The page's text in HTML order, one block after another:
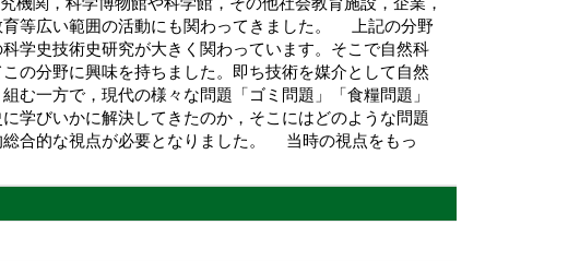
等広い範囲の活動にも関わってきました。 上記の分野
学史技術史研究が大きく関わっています。そこで自然科
の分野に興味を持ちました。即ち技術を媒介として自然
む一方で，現代の様々な問題「ゴミ問題」「食糧問題」
学びいかに解決してきたのか，そこにはどのような問題
合的な視点が必要となりました。 当時の視点をもっ